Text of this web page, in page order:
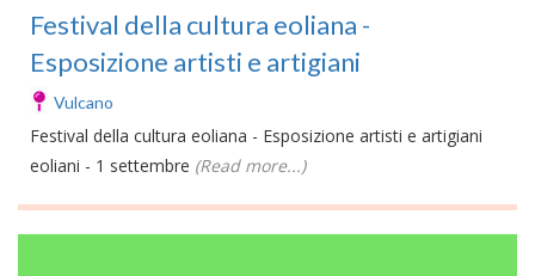
Festival della cultura eoliana -
Esposizione artisti e artigiani
Vulcano
Festival della cultura eoliana - Esposizione artisti e artigiani
eoliani - 1 settembre (Read more...)